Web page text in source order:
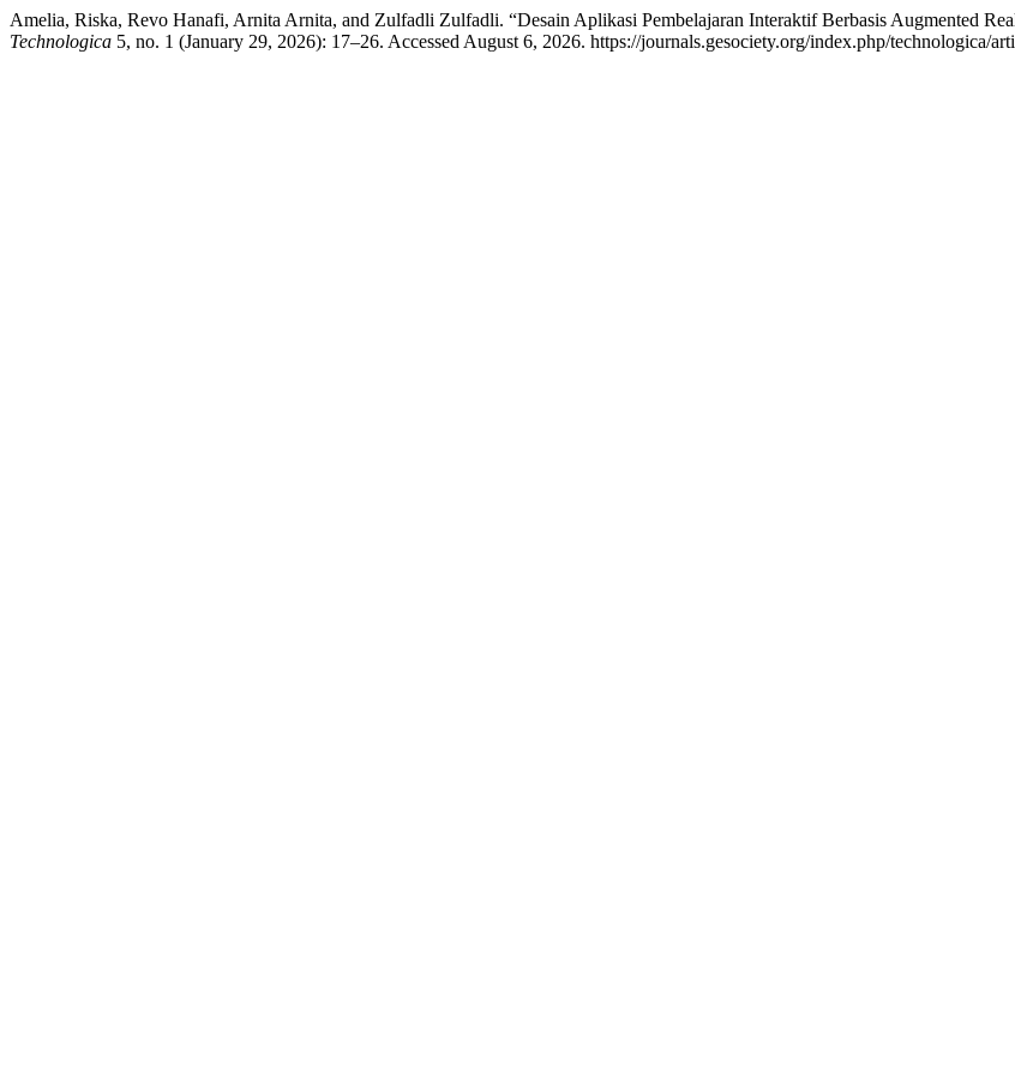
Amelia, Riska, Revo Hanafi, Arnita Arnita, and Zulfadli Zulfadli. “Desain Aplikasi Pembelajaran Interaktif Berbasis Augmented
Technologica 5, no. 1 (January 29, 2026): 17–26. Accessed August 6, 2026. https://journals.gesociety.org/index.php/technologica/